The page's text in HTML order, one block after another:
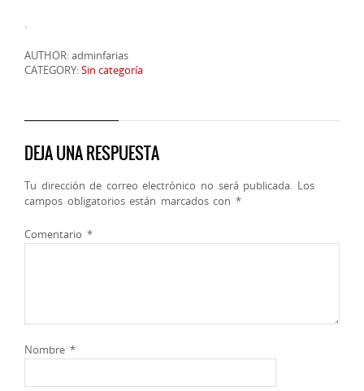
.
AUTHOR: adminfarias
CATEGORY:Sin categoría
DEJA UNA RESPUESTA
Tu dirección de correo electrónico no será publicada. Los
campos obligatorios están marcados con *
Comentario *
Nombre *